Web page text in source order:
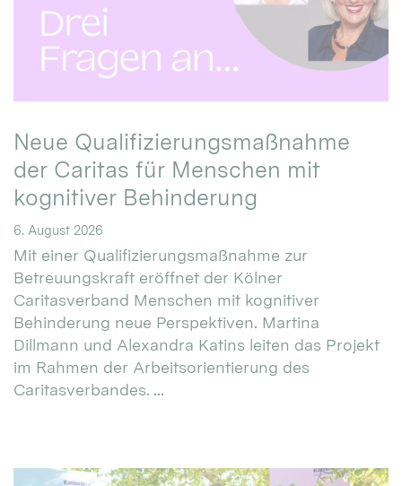
Neue Qualifizierungsmaßnahme
der Caritas für Menschen mit
kognitiver Behinderung
6. August 2026
Mit einer Qualifizierungsmaßnahme zur
Betreuungskraft eröffnet der Kölner
Caritasverband Menschen mit kognitiver
Behinderung neue Perspektiven. Martina
Dillmann und Alexandra Katins leiten das Projekt
im Rahmen der Arbeitsorientierung des
Caritasverbandes. ...